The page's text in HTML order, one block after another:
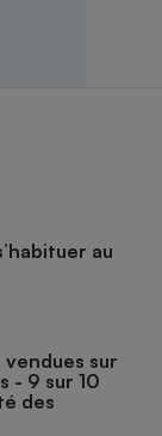
au
sur
- 9 sur 10
des